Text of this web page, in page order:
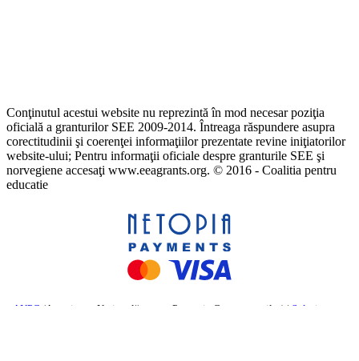
Conţinutul acestui website nu reprezintă în mod necesar poziţia
oficială a granturilor SEE 2009-2014. Întreaga răspundere asupra
corectitudinii şi coerenţei informaţiilor prezentate revine iniţiatorilor
website-ului; Pentru informaţii oficiale despre granturile SEE şi
norvegiene accesaţi www.eeagrants.org. © 2016 - Coalitia pentru
educatie
ANPC (Autoritatea Națională pentru Protecția Consumatorilor) | Soluționarea